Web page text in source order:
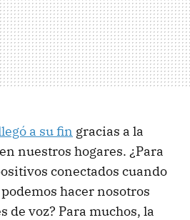
a su fin gracias a la
nuestros hogares. ¿Para
conectados cuando
hacer nosotros
de voz? Para muchos, la